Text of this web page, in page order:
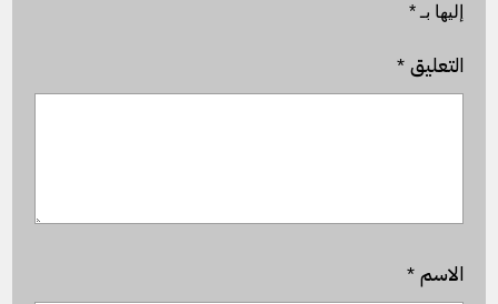
إليها بـ*
التعليق*
الاسم*